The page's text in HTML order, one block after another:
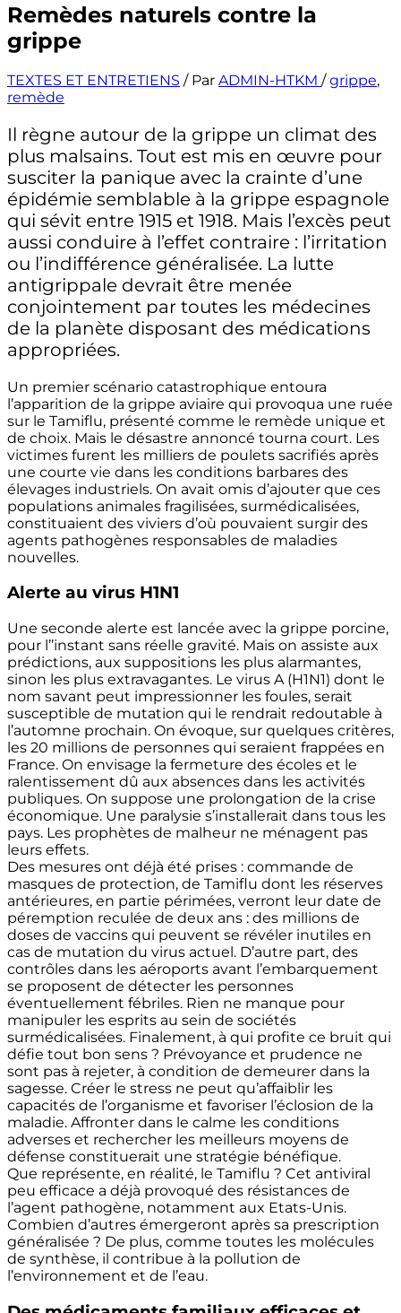
Remèdes naturels contre la
grippe
TEXTES ET ENTRETIENS / Par ADMIN-HTKM /grippe,
remède
Il règne autour de la grippe un climat des
plus malsains. Tout est mis en œuvre pour
susciter la panique avec la crainte d’une
épidémie semblable à la grippe espagnole
qui sévit entre 1915 et 1918. Mais l’excès peut
aussi conduire à l’effet contraire : l’irritation
ou l’indifférence généralisée. La lutte
antigrippale devrait être menée
conjointement par toutes les médecines
de la planète disposant des médications
appropriées.
Un premier scénario catastrophique entoura
l’apparition de la grippe aviaire qui provoqua une ruée
sur le Tamiflu, présenté comme le remède unique et
de choix. Mais le désastre annoncé tourna court. Les
victimes furent les milliers de poulets sacrifiés après
une courte vie dans les conditions barbares des
élevages industriels. On avait omis d’ajouter que ces
populations animales fragilisées, surmédicalisées,
constituaient des viviers d’où pouvaient surgir des
agents pathogènes responsables de maladies
nouvelles.
Alerte au virus H1N1
Une seconde alerte est lancée avec la grippe porcine,
pour l’’instant sans réelle gravité. Mais on assiste aux
prédictions, aux suppositions les plus alarmantes,
sinon les plus extravagantes. Le virus A (H1N1) dont le
nom savant peut impressionner les foules, serait
susceptible de mutation qui le rendrait redoutable à
l’automne prochain. On évoque, sur quelques critères,
les 20 millions de personnes qui seraient frappées en
France. On envisage la fermeture des écoles et le
ralentissement dû aux absences dans les activités
publiques. On suppose une prolongation de la crise
économique. Une paralysie s’installerait dans tous les
pays. Les prophètes de malheur ne ménagent pas
leurs effets.
Des mesures ont déjà été prises : commande de
masques de protection, de Tamiflu dont les réserves
antérieures, en partie périmées, verront leur date de
péremption reculée de deux ans : des millions de
doses de vaccins qui peuvent se révéler inutiles en
cas de mutation du virus actuel. D’autre part, des
contrôles dans les aéroports avant l’embarquement
se proposent de détecter les personnes
éventuellement fébriles. Rien ne manque pour
manipuler les esprits au sein de sociétés
surmédicalisées. Finalement, à qui profite ce bruit qui
défie tout bon sens ? Prévoyance et prudence ne
sont pas à rejeter, à condition de demeurer dans la
sagesse. Créer le stress ne peut qu’affaiblir les
capacités de l’organisme et favoriser l’éclosion de la
maladie. Affronter dans le calme les conditions
adverses et rechercher les meilleurs moyens de
défense constituerait une stratégie bénéfique.
Que représente, en réalité, le Tamiflu ? Cet antiviral
peu efficace a déjà provoqué des résistances de
l’agent pathogène, notamment aux Etats-Unis.
Combien d’autres émergeront après sa prescription
généralisée ? De plus, comme toutes les molécules
de synthèse, il contribue à la pollution de
l’environnement et de l’eau.